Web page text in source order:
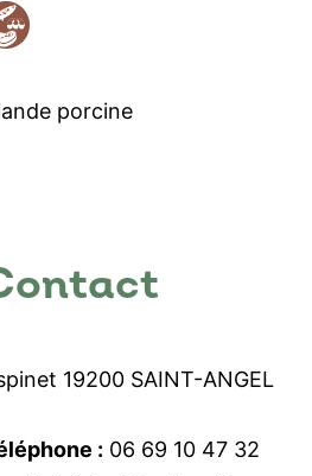
porcine
19200 SAINT-ANGEL
: 06 69 10 47 32